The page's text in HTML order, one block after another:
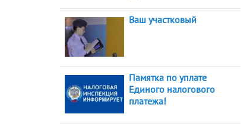
Ваш участковый
Памятка по уплате
Единого налогового
платежа!